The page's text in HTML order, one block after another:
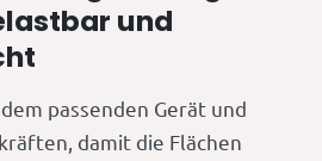
und
passenden Gerät und
damit die Flächen